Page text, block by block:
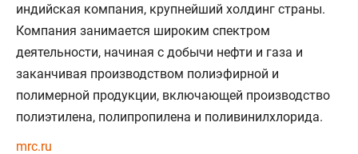
индийская компания, крупнейший холдинг страны.
Компания занимается широким спектром
деятельности, начиная с добычи нефти и газа и
заканчивая производством полиэфирной и
полимерной продукции, включающей производство
полиэтилена, полипропилена и поливинилхлорида.
mrc.ru